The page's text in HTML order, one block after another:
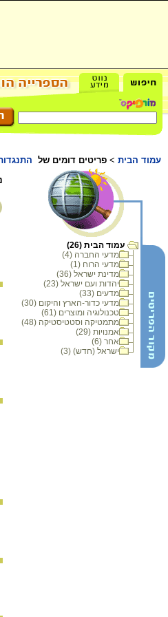
עמוד הבית > פריטים דומים של
עמוד הבית (26)
מדעי החברה (4)
מדעי הרוח (1)
מדינת ישראל (36)
יהדות ועם ישראל (23)
מדעים (33)
מדעי כדור-הארץ והיקום (30)
טכנולוגיה ומוצרים (61)
מתמטיקה וסטטיסטיקה (48)
אמנויות (29)
אחר (6)
ישראל (חדש) (3)